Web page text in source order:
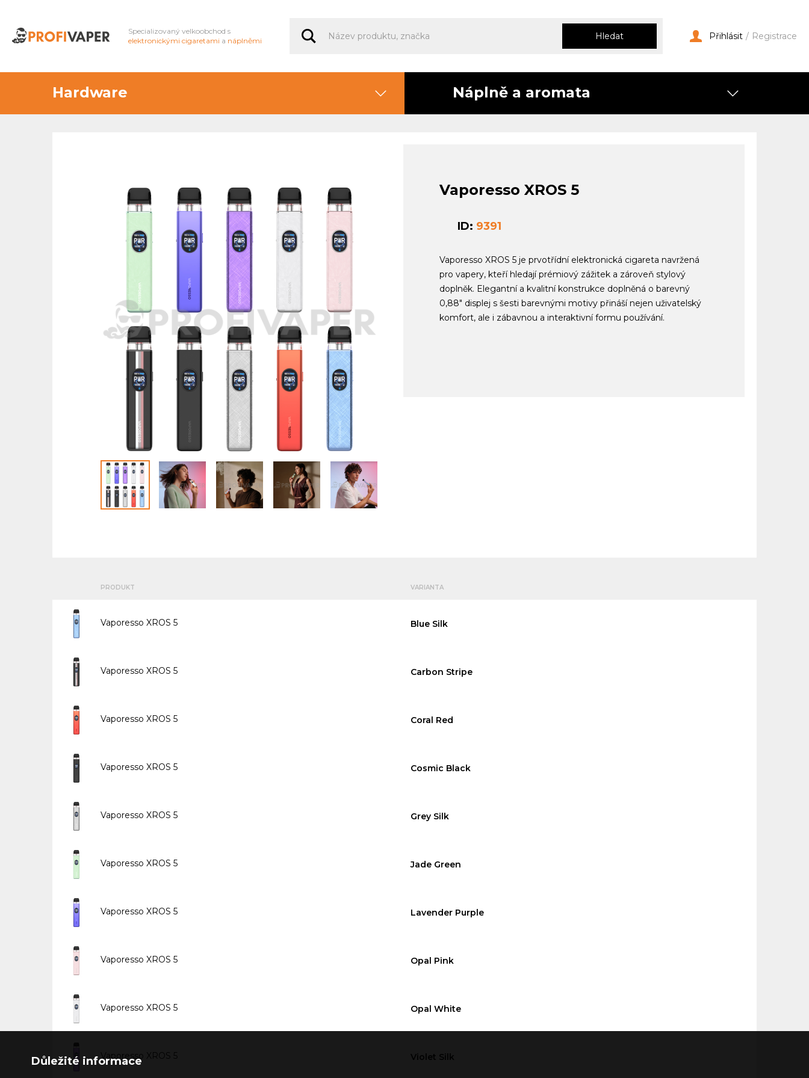
Specializovaný velkoobchod s
elektronickými cigaretami a náplněmi Hledat Přihlásit / Registrace
Hardware Náplně a aromata
Vaporesso XROS 5
ID: 9391
Vaporesso XROS 5 je prvotřídní elektronická cigareta navržená
pro vapery, kteří hledají prémiový zážitek a zároveň stylový
doplněk. Elegantní a kvalitní konstrukce doplněná o barevný
0,88" displej s šesti barevnými motivy přináší nejen uživatelský
komfort, ale i zábavnou a interaktivní formu používání.
PRODUKT VARIANTA
Vaporesso XROS 5 Blue Silk
Vaporesso XROS 5 Carbon Stripe
Vaporesso XROS 5 Coral Red
Vaporesso XROS 5 Cosmic Black
Vaporesso XROS 5 Grey Silk
Vaporesso XROS 5 Jade Green
Vaporesso XROS 5 Lavender Purple
Vaporesso XROS 5 Opal Pink
Vaporesso XROS 5 Opal White
Vaporesso XROS 5 Violet Silk
Důležité informace